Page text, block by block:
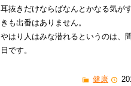
耳抜きだけならばなんとかなる気が
きも出番はありません。
やはり人はみな潜れるというのは、
日です。
健康